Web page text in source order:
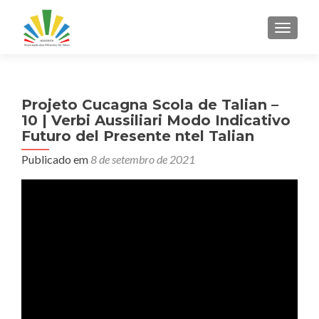
Projeto Cucagna Scola de Talian –
10 | Verbi Aussiliari Modo Indicativo
Futuro del Presente ntel Talian
Publicado em8 de setembro de 2021